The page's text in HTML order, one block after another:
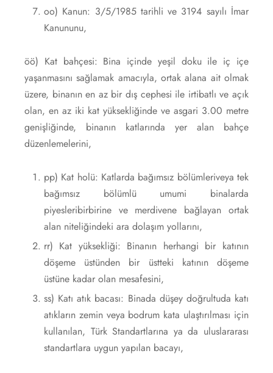
oo) Kanun: 3/5/1985 tarihli ve 3194 sayılı İmar
Kanununu,
öö) Kat bahçesi: Bina içinde yeşil doku ile iç içe
yaşanmasını sağlamak amacıyla, ortak alana ait olmak
üzere, binanın en az bir dış cephesi ile irtibatlı ve açık
olan, en az iki kat yüksekliğinde ve asgari 3.00 metre
genişliğinde, binanın katlarında yer alan bahçe
düzenlemelerini,
pp) Kat holü: Katlarda bağımsız bölümleriveya tek
bağımsız bölümlü umumi binalarda
piyesleribirbirine ve merdivene bağlayan ortak
alan niteliğindeki ara dolaşım yollarını,
rr) Kat yüksekliği: Binanın herhangi bir katının
döşeme üstünden bir üstteki katının döşeme
üstüne kadar olan mesafesini,
ss) Katı atık bacası: Binada düşey doğrultuda katı
atıkların zemin veya bodrum kata ulaştırılması için
kullanılan, Türk Standartlarına ya da uluslararası
standartlara uygun yapılan bacayı,